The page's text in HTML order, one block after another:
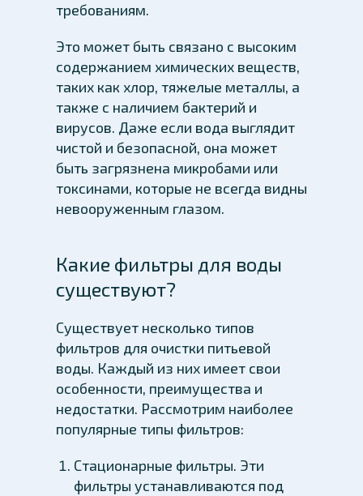
требованиям.
Это может быть связано с высоким
содержанием химических веществ,
таких как хлор, тяжелые металлы, а
также с наличием бактерий и
вирусов. Даже если вода выглядит
чистой и безопасной, она может
быть загрязнена микробами или
токсинами, которые не всегда видны
невооруженным глазом.
Какие фильтры для воды
существуют?
Существует несколько типов
фильтров для очистки питьевой
воды. Каждый из них имеет свои
особенности, преимущества и
недостатки. Рассмотрим наиболее
популярные типы фильтров:
Стационарные фильтры. Эти
фильтры устанавливаются под